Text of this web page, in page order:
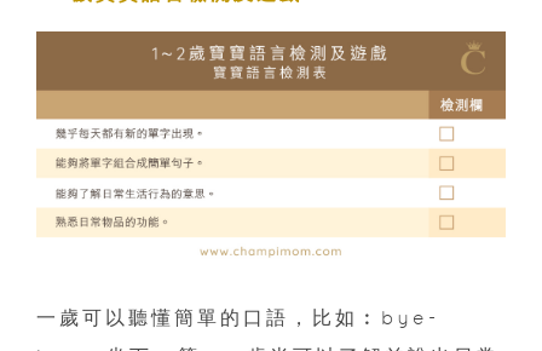
一歲可以聽懂簡單的口語，比如︰bye-